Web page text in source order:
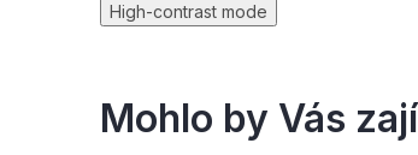
High-contrast mode